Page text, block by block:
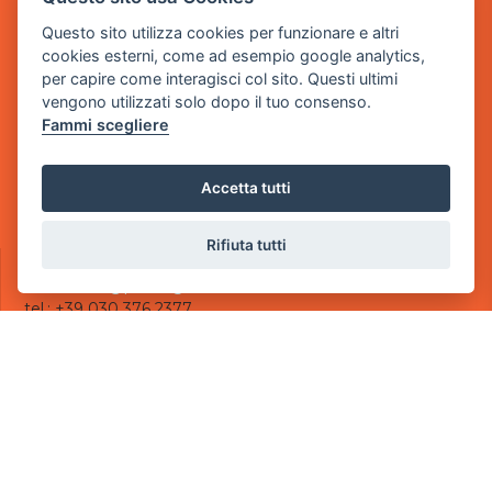
Sede Legale
via Villaggio dei Platani, 3
- 25014 Castenedolo, Brescia
Sede Operativa
Partita iva 03308130982
Cod. SDI: USAL8PV
tel.: +39 030 376 2377
Questo sito utilizza cookies per funzionare e altri
cookies esterni, come ad esempio google analytics,
per capire come interagisci col sito. Questi ultimi
vengono utilizzati solo dopo il tuo consenso.
Fammi scegliere
Accetta tutti
Rifiuta tutti